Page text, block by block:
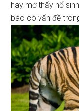
hay mơ thấy hổ
báo có vấn đề